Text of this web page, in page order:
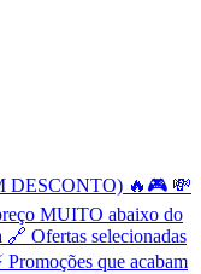
DESCONTO) 🔥🎮 💸
MUITO abaixo do
Ofertas selecionadas
que acabam